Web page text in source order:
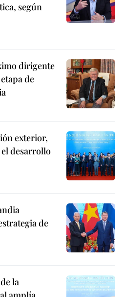
según
dirigente
de
exterior,
desarrollo
de
la